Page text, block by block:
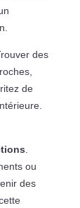
des
de
ou
des